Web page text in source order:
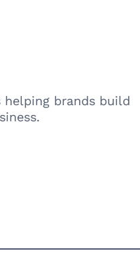
helping brands build